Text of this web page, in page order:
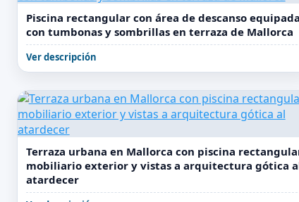
Piscina rectangular con área de descanso equipada
con tumbonas y sombrillas en terraza de Mallorca
Ver descripción
Terraza urbana en Mallorca con piscina
mobiliario exterior y vistas a arquitectura gótica
atardecer